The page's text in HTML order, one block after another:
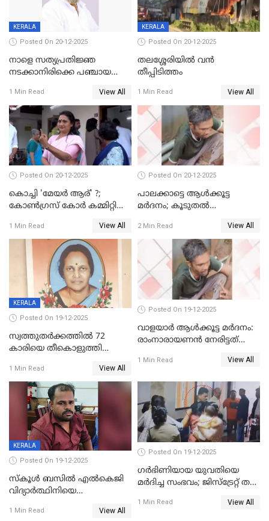
KERALA
Posted On 20-12-2025
നാളെ സത്യപ്രതിജ്ഞ
നടക്കാനിരിക്കെ പഞ്ചായത്ത്
1 Min Read View All
KERALA
Posted On 20-12-2025
തലശ്ശേരിയിൽ വൻ
തീപ്പിടിത്തം
1 Min Read View All
Posted On 20-12-2025
കൊച്ചി 'മേയർ ആര്' ?;
കോണ്‍ഗ്രസ് കോര്‍ കമ്മിറ്റി
1 Min Read View All
Posted On 20-12-2025
പാലക്കാട്ടെ ആള്‍ക്കൂട്ട
മര്‍ദനം; കൂടുതല്‍
അംഗ സംഘമെന്ന് വിവരം
2 Min Read View All
KERALA
Posted On 19-12-2025
സ്വത്തുതര്‍ക്കത്തില്‍ 72
കാരിയെ തീകൊളുത്തി
ക്രൂരകൊലപാതകത്തില്‍
സഹോദരിപുത്രന് ജീവപര്യന്തം
1 Min Read View All
Posted On 19-12-2025
വാളയാർ ആൾക്കൂട്ട മർദനം:
രാംനാരായണൻ നേരിട്ടത്
നാൽപ്പതിലേറെ
റിപ്പോർട്ട്
1 Min Read View All
KERALA
Posted On 19-12-2025
സ്കൂൾ ബസിൽ എൽകെജി
വിദ്യാര്‍ത്ഥിനിയെ
ക്ലീനര്‍ പിടിയിൽ
1 Min Read View All
Posted On 19-12-2025
ഗര്‍ഭിണിയായ യുവതിയെ
മര്‍ദിച്ച സംഭവം; ജിസ്‌ട്രേറ്റ് തല
യുവതി
1 Min Read View All